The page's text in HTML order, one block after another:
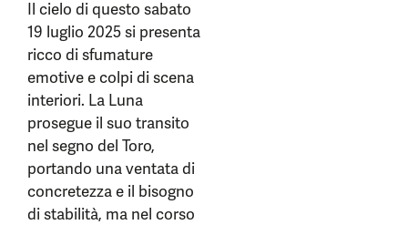
Il cielo di questo sabato
19 luglio 2025 si presenta
ricco di sfumature
emotive e colpi di scena
interiori. La Luna
prosegue il suo transito
nel segno del Toro,
portando una ventata di
concretezza e il bisogno
di stabilità, ma nel corso